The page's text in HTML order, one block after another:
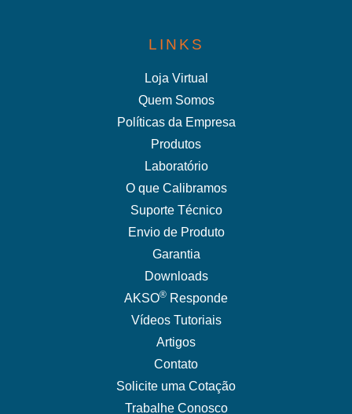
LINKS
Loja Virtual
Quem Somos
Políticas da Empresa
Produtos
Laboratório
O que Calibramos
Suporte Técnico
Envio de Produto
Garantia
Downloads
AKSO® Responde
Vídeos Tutoriais
Artigos
Contato
Solicite uma Cotação
Trabalhe Conosco